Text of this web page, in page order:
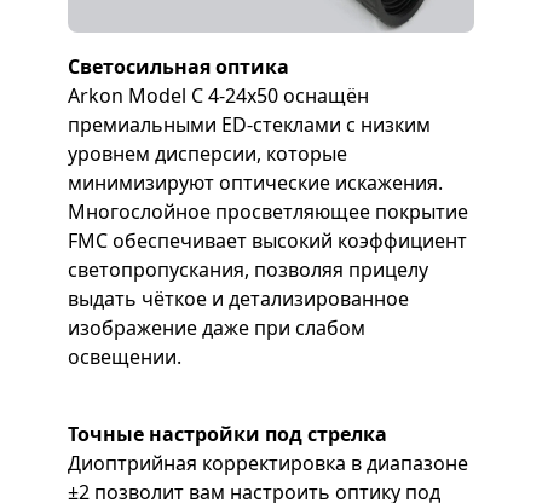
Светосильная оптика
Arkon Model C 4-24x50 оснащён
премиальными ED-стеклами с низким
уровнем дисперсии, которые
минимизируют оптические искажения.
Многослойное просветляющее покрытие
FMC обеспечивает высокий коэффициент
светопропускания, позволяя прицелу
выдать чёткое и детализированное
изображение даже при слабом
освещении.
Точные настройки под стрелка
Диоптрийная корректировка в диапазоне
±2 позволит вам настроить оптику под